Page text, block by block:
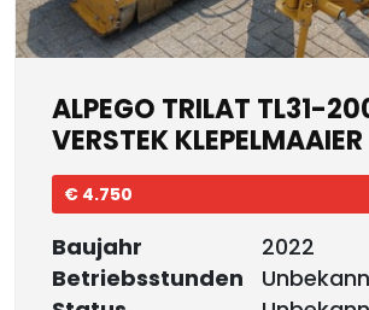
ALPEGO TRILAT TL31-
VERSTEK KLEPELMAAIER
€ 4.750
Baujahr
2022
Betriebsstunden